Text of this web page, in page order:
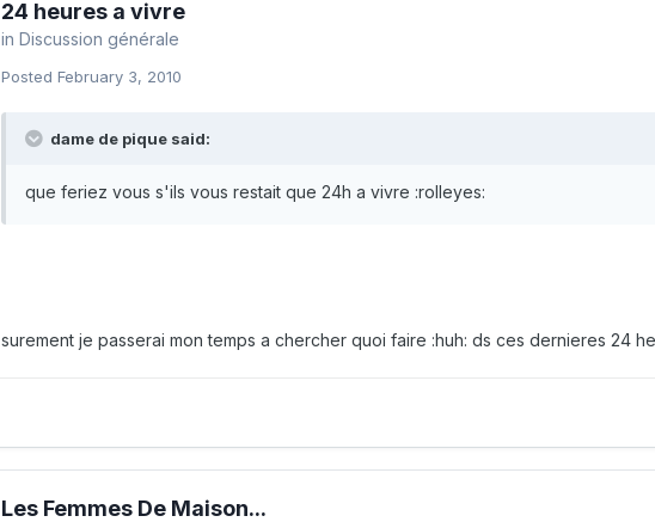
24 heures a vivre
in Discussion générale
Posted February 3, 2010
dame de pique said:
que feriez vous s'ils vous restait que 24h a vivre :rolleyes:
surement je passerai mon temps a chercher quoi faire :huh: ds ces dernieres 24
Les Femmes De Maison...